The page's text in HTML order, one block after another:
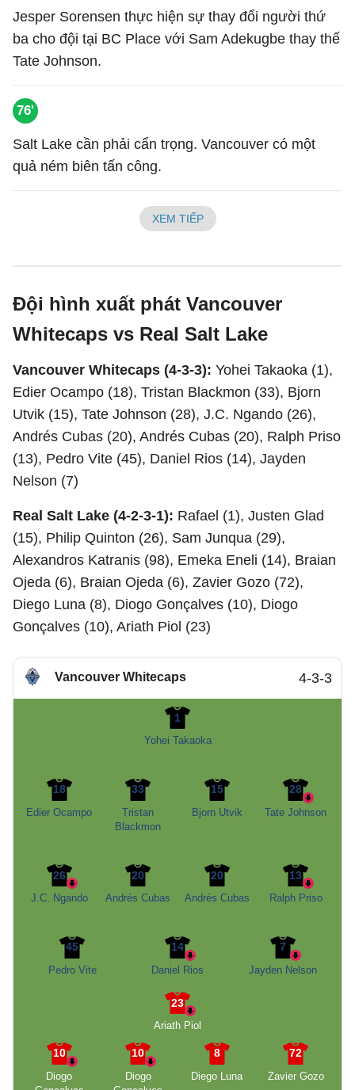
Jesper Sorensen thực hiện sự thay đổi người thứ
ba cho đội tại BC Place với Sam Adekugbe thay thế
Tate Johnson.
76'
Salt Lake cần phải cẩn trọng. Vancouver có một
quả ném biên tấn công.
XEM TIẾP
Đội hình xuất phát Vancouver
Whitecaps vs Real Salt Lake
Vancouver Whitecaps (4-3-3): Yohei Takaoka (1),
Edier Ocampo (18), Tristan Blackmon (33), Bjorn
Utvik (15), Tate Johnson (28), J.C. Ngando (26),
Andrés Cubas (20), Andrés Cubas (20), Ralph Priso
(13), Pedro Vite (45), Daniel Rios (14), Jayden
Nelson (7)
Real Salt Lake (4-2-3-1): Rafael (1), Justen Glad
(15), Philip Quinton (26), Sam Junqua (29),
Alexandros Katranis (98), Emeka Eneli (14), Braian
Ojeda (6), Braian Ojeda (6), Zavier Gozo (72),
Diego Luna (8), Diogo Gonçalves (10), Diogo
Gonçalves (10), Ariath Piol (23)
Vancouver Whitecaps 4-3-3
1
Yohei Takaoka
18
Edier Ocampo
33
Tristan
Blackmon
15
Bjorn Utvik
28
Tate Johnson
26
J.C. Ngando
20
Andrés Cubas
20
Andrés Cubas
13
Ralph Priso
45
Pedro Vite
14
Daniel Rios
7
Jayden Nelson
23
Ariath Piol
10
Diogo
10
Diogo
8
Diego Luna
72
Zavier Gozo